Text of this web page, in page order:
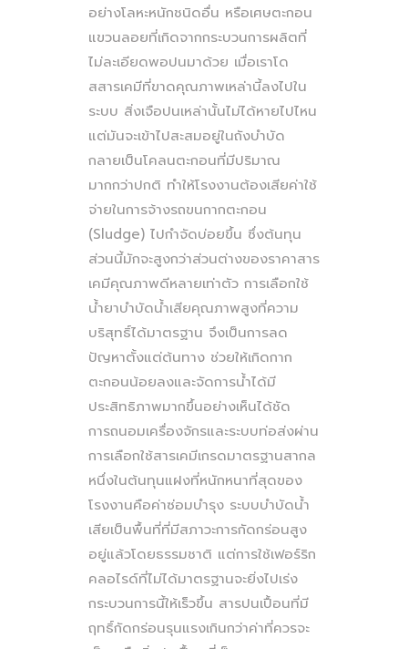
อย่างโลหะหนักชนิดอื่น หรือเศษตะกอน
แขวนลอยที่เกิดจากกระบวนการผลิตที่
ไม่ละเอียดพอปนมาด้วย เมื่อเราโด
สสารเคมีที่ขาดคุณภาพเหล่านี้ลงไปใน
ระบบ สิ่งเจือปนเหล่านั้นไม่ได้หายไปไหน
แต่มันจะเข้าไปสะสมอยู่ในถังบำบัด
กลายเป็นโคลนตะกอนที่มีปริมาณ
มากกว่าปกติ ทำให้โรงงานต้องเสียค่าใช้
จ่ายในการจ้างรถขนกากตะกอน
(Sludge) ไปกำจัดบ่อยขึ้น ซึ่งต้นทุน
ส่วนนี้มักจะสูงกว่าส่วนต่างของราคาสาร
เคมีคุณภาพดีหลายเท่าตัว การเลือกใช้
น้ำยาบำบัดน้ำเสียคุณภาพสูงที่ความ
บริสุทธิ์ได้มาตรฐาน จึงเป็นการลด
ปัญหาตั้งแต่ต้นทาง ช่วยให้เกิดกาก
ตะกอนน้อยลงและจัดการน้ำได้มี
ประสิทธิภาพมากขึ้นอย่างเห็นได้ชัด
การถนอมเครื่องจักรและระบบท่อส่งผ่าน
การเลือกใช้สารเคมีเกรดมาตรฐานสากล
หนึ่งในต้นทุนแฝงที่หนักหนาที่สุดของ
โรงงานคือค่าซ่อมบำรุง ระบบบำบัดน้ำ
เสียเป็นพื้นที่ที่มีสภาวะการกัดกร่อนสูง
อยู่แล้วโดยธรรมชาติ แต่การใช้เฟอร์ริก
คลอไรด์ที่ไม่ได้มาตรฐานจะยิ่งไปเร่ง
กระบวนการนี้ให้เร็วขึ้น สารปนเปื้อนที่มี
ฤทธิ์กัดกร่อนรุนแรงเกินกว่าค่าที่ควรจะ